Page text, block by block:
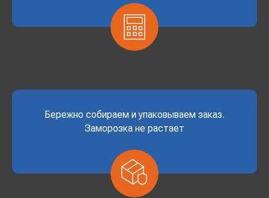
Бережно собираем и упаковываем заказ.
Заморозка не растает